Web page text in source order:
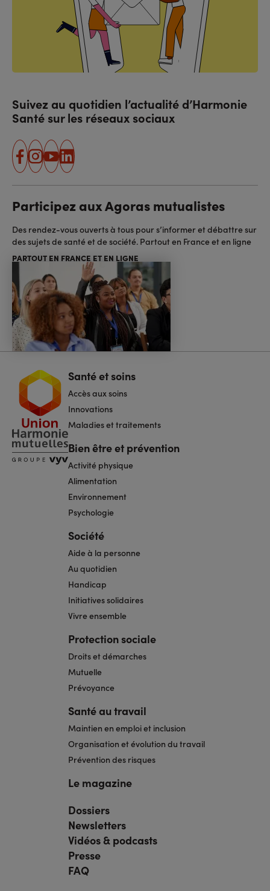
Suivez au quotidien l’actualité d’Harmonie
Santé sur les réseaux sociaux
facebook
instagram
youtube
linkedin
Participez aux Agoras mutualistes
Des rendez-vous ouverts à tous pour s’informer et débattre sur
des sujets de santé et de société. Partout en France et en ligne
PARTOUT EN FRANCE ET EN LIGNE
Navigation
pied
de
page
Santé et soins
Accès aux soins
Innovations
Maladies et traitements
Bien être et prévention
Activité physique
Alimentation
Environnement
Psychologie
Société
Aide à la personne
Au quotidien
Handicap
Initiatives solidaires
Vivre ensemble
Protection sociale
Droits et démarches
Mutuelle
Prévoyance
Santé au travail
Maintien en emploi et inclusion
Organisation et évolution du travail
Prévention des risques
Le magazine
Navigation
pied
de
page
bis
Dossiers
Newsletters
Vidéos & podcasts
Presse
FAQ